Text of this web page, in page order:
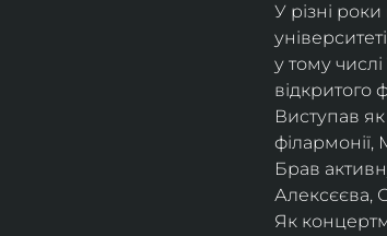
У різні
у тому
відкритого
Виступав
Брав
Алексєєва,
Як